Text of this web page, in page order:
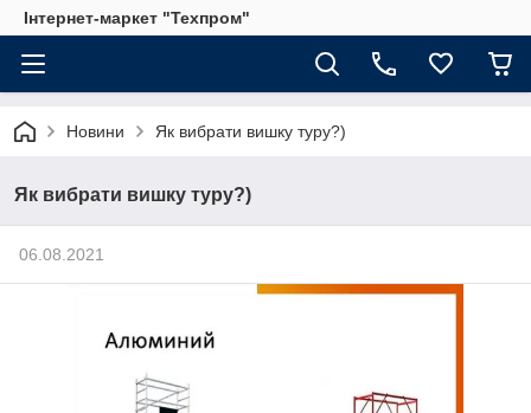
Інтернет-маркет "Техпром"
Новини Як вибрати вишку туру?)
Як вибрати вишку туру?)
06.08.2021